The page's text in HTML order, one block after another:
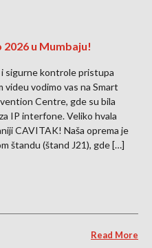
2026 u Mumbaju!
sigurne kontrole pristupa
videu vodimo vas na Smart
Centre, gde su bila
IP interfone. Veliko hvala
CAVITAK! Naša oprema je
štandu (štand J21), gde […]
Read More